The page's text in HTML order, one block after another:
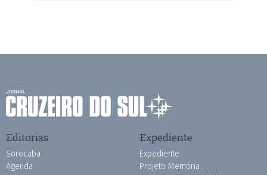
Editorias
Sorocaba
Agenda
Expediente
Expediente
Projeto Memória